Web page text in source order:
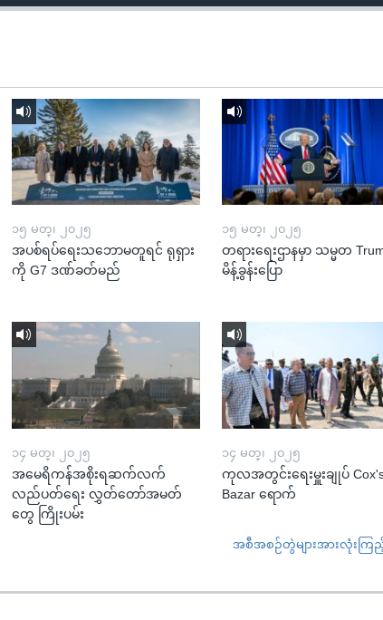
၁၅ မတ္၊ ၂၀၂၅
အပစ်ရပ်ရေးသဘောမတူရင် ရုရှား
ကို G7 ဒဏ်ခတ်မည်
၁၅ မတ္၊ ၂၀၂၅
တရားရေးဌာနမှာ သမ္မတ
မိန့်ခွန်းပြော
၁၄ မတ္၊ ၂၀၂၅
အမေရိကန်အစိုးရဆက်လက်
လည်ပတ်ရေး လွှတ်တော်အမတ်
တွေ ကြိုးပမ်း
၁၄ မတ္၊ ၂၀၂၅
ကုလအတွင်းရေးမှူးချုပ်
Bazar ရောက်
အစီအစဉ်တွဲများအားလုံးကြ